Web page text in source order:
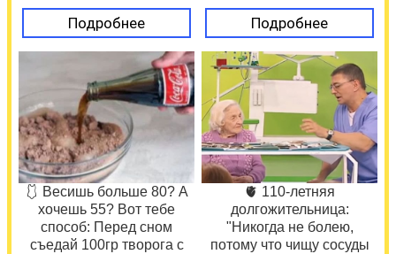
Подробнее Подробнее
🩱 Весишь больше 80? А
хочешь 55? Вот тебе
способ: Перед сном
съедай 100гр творога с
🫀 110-летняя
долгожительница:
"Никогда не болею,
потому что чищу сосуды